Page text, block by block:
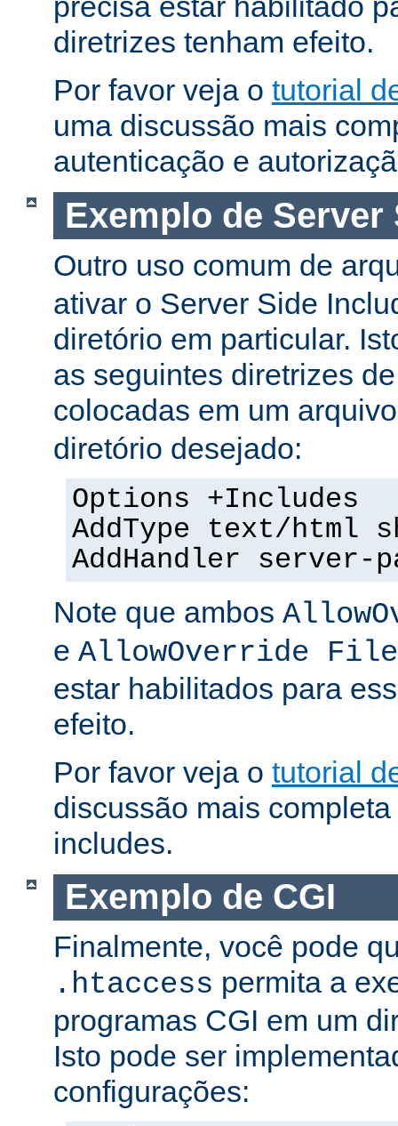
diretrizes tenham efeito.
Por favor veja o tutorial
uma discussão mais
autenticação e
Exemplo de Server
Outro uso comum de
ativar o Server Side
diretório em particular.
as seguintes diretrizes
colocadas em um
diretório desejado:
Options +Includes
AddType text/html
AddHandler server-
Note que ambos
e AllowOverride
estar habilitados para
efeito.
Por favor veja o tutorial
discussão mais
includes.
Exemplo de CGI
Finalmente, você pode
.htaccess permita a
programas CGI em um
Isto pode ser
configurações: